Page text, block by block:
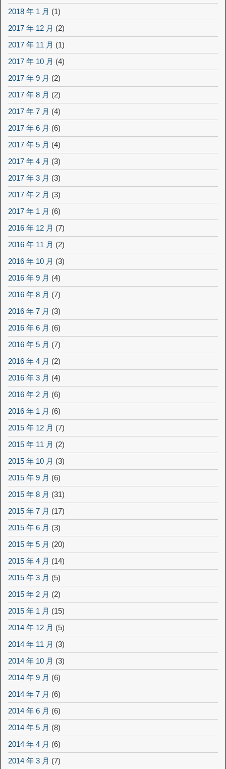
2018 年 1 月 (1)
2017 年 12 月 (2)
2017 年 11 月 (1)
2017 年 10 月 (4)
2017 年 9 月 (2)
2017 年 8 月 (2)
2017 年 7 月 (4)
2017 年 6 月 (6)
2017 年 5 月 (4)
2017 年 4 月 (3)
2017 年 3 月 (3)
2017 年 2 月 (3)
2017 年 1 月 (6)
2016 年 12 月 (7)
2016 年 11 月 (2)
2016 年 10 月 (3)
2016 年 9 月 (4)
2016 年 8 月 (7)
2016 年 7 月 (3)
2016 年 6 月 (6)
2016 年 5 月 (7)
2016 年 4 月 (2)
2016 年 3 月 (4)
2016 年 2 月 (6)
2016 年 1 月 (6)
2015 年 12 月 (7)
2015 年 11 月 (2)
2015 年 10 月 (3)
2015 年 9 月 (6)
2015 年 8 月 (31)
2015 年 7 月 (17)
2015 年 6 月 (3)
2015 年 5 月 (20)
2015 年 4 月 (14)
2015 年 3 月 (5)
2015 年 2 月 (2)
2015 年 1 月 (15)
2014 年 12 月 (5)
2014 年 11 月 (3)
2014 年 10 月 (3)
2014 年 9 月 (6)
2014 年 7 月 (6)
2014 年 6 月 (6)
2014 年 5 月 (8)
2014 年 4 月 (6)
2014 年 3 月 (7)